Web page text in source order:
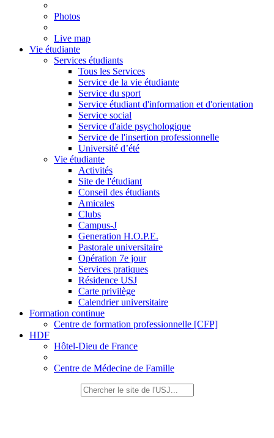
Photos
Live map
Vie étudiante
Services étudiants
Tous les Services
Service de la vie étudiante
Service du sport
Service étudiant d'information et d'orientation
Service social
Service d'aide psychologique
Service de l'insertion professionnelle
Université d’été
Vie étudiante
Activités
Site de l'étudiant
Conseil des étudiants
Amicales
Clubs
Campus-J
Generation H.O.P.E.
Pastorale universitaire
Opération 7e jour
Services pratiques
Résidence USJ
Carte privilège
Calendrier universitaire
Formation continue
Centre de formation professionnelle [CFP]
HDF
Hôtel-Dieu de France
Centre de Médecine de Famille